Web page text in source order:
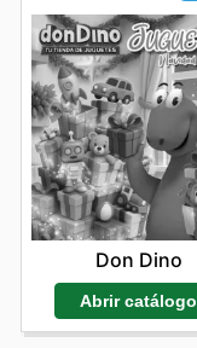
Don Dino
Abrir catálogo